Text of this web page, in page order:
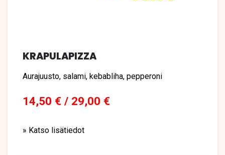
KRAPULAPIZZA
Aurajuusto, salami, kebabliha, pepperoni
14,50 € / 29,00 €
» Katso lisätiedot